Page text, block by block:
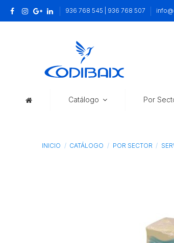
936 768 545 | 936 768 507
Catálogo Por
INICIO CATÁLOGO POR SECTOR